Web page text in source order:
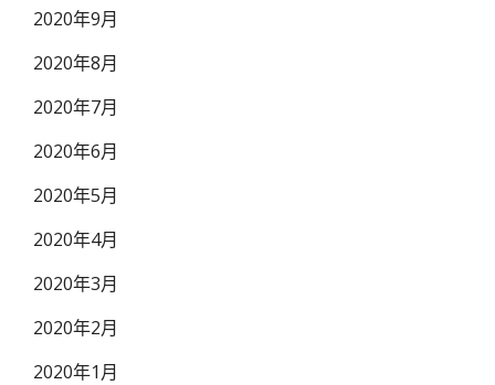
2020年9月
2020年8月
2020年7月
2020年6月
2020年5月
2020年4月
2020年3月
2020年2月
2020年1月